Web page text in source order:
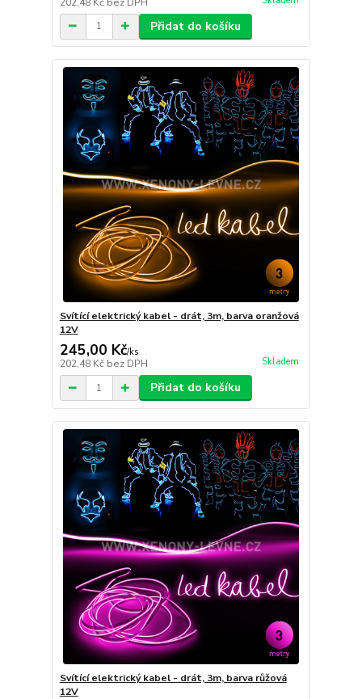
Přidat do košíku
Svítící elektrický kabel - drát, 3m, barva oranžová
12V
245,00 Kč/ks
202,48 Kč bez DPH Skladem
Přidat do košíku
Svítící elektrický kabel - drát, 3m, barva růžová
12V